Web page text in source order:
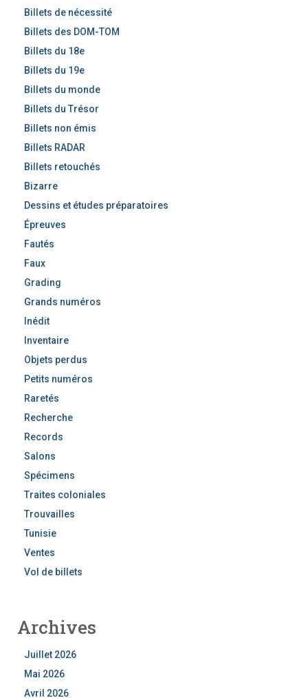
Billets de nécessité
Billets des DOM-TOM
Billets du 18e
Billets du 19e
Billets du monde
Billets du Trésor
Billets non émis
Billets RADAR
Billets retouchés
Bizarre
Dessins et études préparatoires
Épreuves
Fautés
Faux
Grading
Grands numéros
Inédit
Inventaire
Objets perdus
Petits numéros
Raretés
Recherche
Records
Salons
Spécimens
Traites coloniales
Trouvailles
Tunisie
Ventes
Vol de billets
Archives
Juillet 2026
Mai 2026
Avril 2026